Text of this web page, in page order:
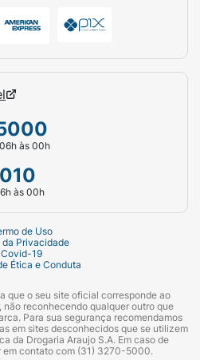
às 00h
às 00h
de Uso
da Privacidade
Covid-19
Ética e Conduta
que o seu site oficial corresponde ao
reconhecendo qualquer outro que
Para sua segurança recomendamos
em sites desconhecidos que se utilizem
da Drogaria Araujo S.A. Em caso de
em contato com (31) 3270-5000.